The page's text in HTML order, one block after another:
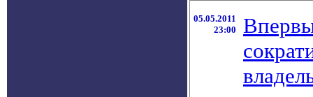
05.05.2011
23:00